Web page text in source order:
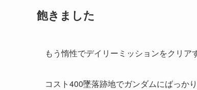
飽きました
もう惰性でデイリーミッションをクリア
コスト400墜落跡地でガンダムにばっか